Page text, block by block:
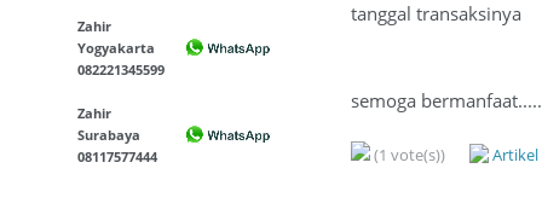
Zahir
Yogyakarta
082221345599
Zahir
Surabaya
08117577444
tanggal transaksinya
semoga bermanfaat.....
(1 vote(s))